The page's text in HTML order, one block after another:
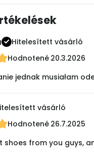
Hitelesített vásárló
Hodnotené 20.3.2026
jednak musiałam
vásárló
Hodnotené 26.7.2025
shoes from you guys,